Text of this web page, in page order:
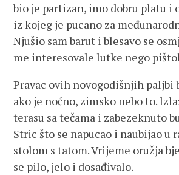
bio je partizan, imo dobru platu i
iz kojeg je pucano za
Njušio sam barut i blesavo se
me interesovale lutke nego
Pravac ovih novogodišnjih paljbi
ako je noćno, zimsko nebo to.
terasu sa tečama i zabezeknuto
Stric što se napucao i naubijao u
stolom s tatom. Vrijeme oružja
se pilo, jelo i dosađivalo.